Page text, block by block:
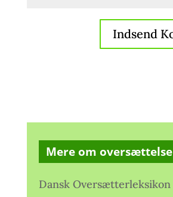
Mere om oversættelse
Dansk Oversætterleksikon